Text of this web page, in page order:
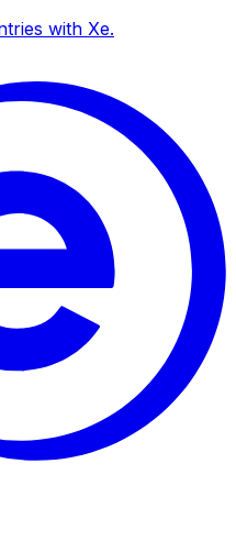
with Xe.